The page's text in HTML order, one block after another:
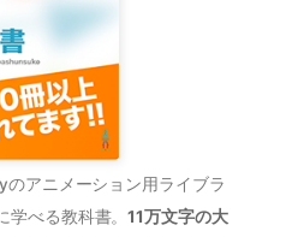
のアニメーション用ライブラ
学べる教科書。11万文字の大